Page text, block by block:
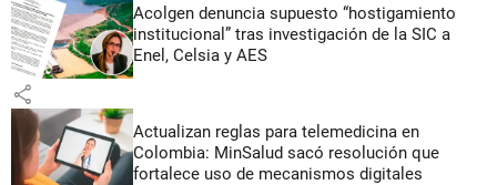
Acolgen denuncia supuesto “hostigamiento
institucional” tras investigación de la SIC a
Enel, Celsia y AES
share
Actualizan reglas para telemedicina en
Colombia: MinSalud sacó resolución que
fortalece uso de mecanismos digitales